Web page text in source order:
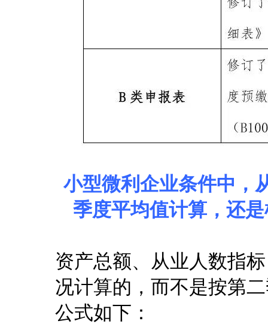
小型微利企业条件中，
季度平均值计算，还
资产总额、从业人数指
况计算的，而不是按第
公式如下：